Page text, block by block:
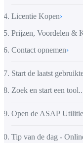
Licentie Kopen›
Prijzen, Voordelen &
Contact opnemen›
Start de laatst
Zoek en start een
Open de ASAP
Tip van de dag -